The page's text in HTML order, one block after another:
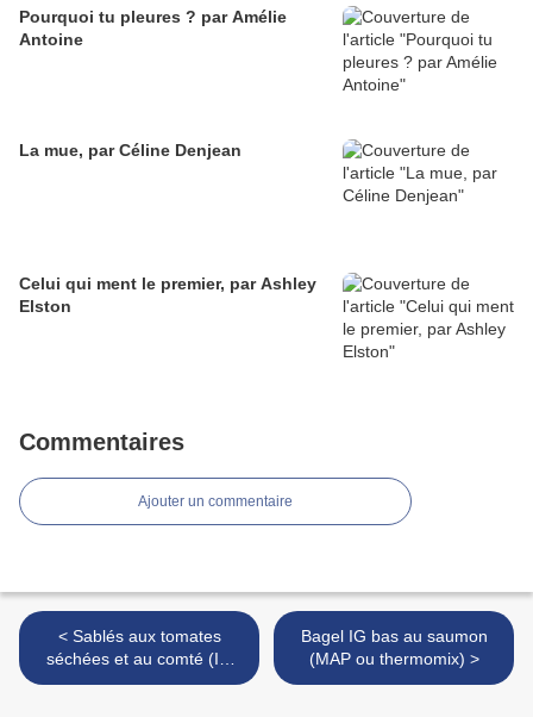
Pourquoi tu pleures ? par Amélie
Antoine
La mue, par Céline Denjean
Celui qui ment le premier, par Ashley
Elston
Commentaires
Ajouter un commentaire
< Sablés aux tomates
séchées et au comté (IG
bas ou non)
Bagel IG bas au saumon
(MAP ou thermomix) >